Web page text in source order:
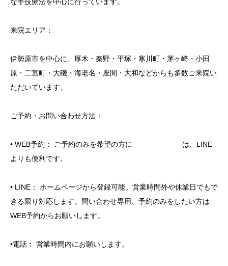
来院エリア：
伊勢原市を中心に、厚木・秦野・平塚・寒川町・茅ヶ崎・小田
原・二宮町・大磯・海老名・座間・大和などからも多数ご来院い
ただいています。
ご予約・お問い合わせ方法：
• WEB予約： ご予約のみを希望の方に は、LINE
よりも便利です。
• LINE： ホームページから登録可能。営業時間外や休業日でもで
きる限り対応します。問い合わせ専用、予約のみをしたい方は
WEB予約からお願いします。
•電話： 営業時間内にお願いします。